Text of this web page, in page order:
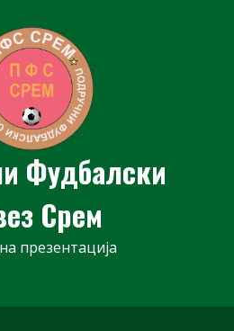
Фудбалски
Срем
презентација